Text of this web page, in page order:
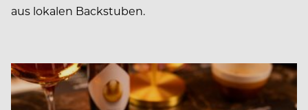
aus lokalen Backstuben.